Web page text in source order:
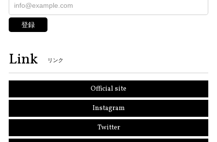
登録
Link リンク
Official site
Instagram
Twitter